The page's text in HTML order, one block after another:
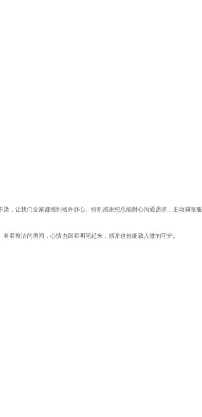
，让我们全家都感到格外舒心。特别感谢您总能耐心沟通需求，主动调整服
着整洁的房间，心情也跟着明亮起来，感谢这份细致入微的守护。